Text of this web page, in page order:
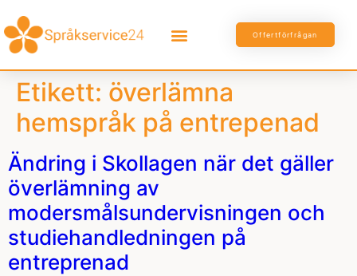
Offertförfrågan
Etikett: överlämna
hemspråk på entrepenad
Ändring i Skollagen när det gäller
överlämning av
modersmålsundervisningen och
studiehandledningen på
entreprenad